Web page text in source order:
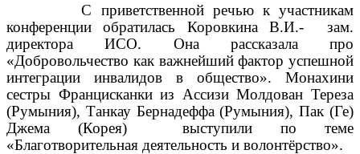
С приветственной речью к участникам
конференции обратилась Коровкина В.И.- зам.
директора ИСО. Она рассказала про
«Добровольчество как важнейший фактор успешной
интеграции инвалидов в общество». Монахини
сестры Францисканки из Ассизи Молдован Тереза
(Румыния), Танкау Бернадеффа (Румыния), Пак (Ге)
Джема (Корея) выступили по теме
«Благотворительная деятельность и волонтёрство».